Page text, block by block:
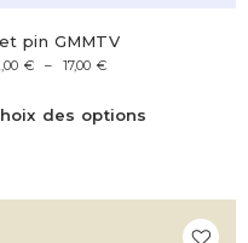
pin GMMTV
€ – 17,00 €
des options